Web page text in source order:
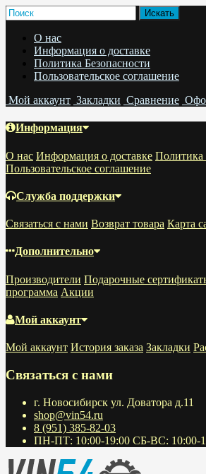
О нас
Информация о доставке
Политика Безопасности
Пользовательское соглашение
Мой аккаунт Закладки Сравнение
Информация
О нас Информация о доставке Политика
Пользовательское соглашение
Служба поддержки
Связаться с нами Возврат товара Карта
Дополнительно
Производители Подарочные
программа Акции
Мой аккаунт
Мой аккаунт История заказа Закладки
Связаться с нами
г. Новосибирск ул. Доватора д.11
shop@vin54.ru
8 (951) 385-82-03
ПН-ПТ: 10:00-19:00 СБ-ВС: 10:00-